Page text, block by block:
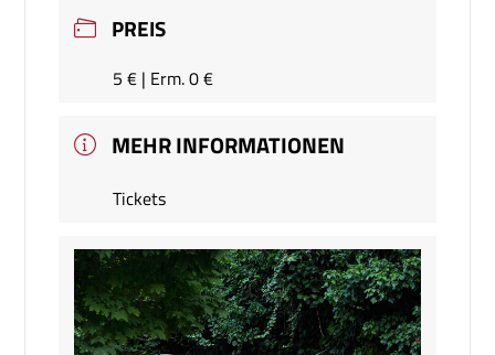
PREIS
5 € | Erm. 0 €
MEHR INFORMATIONEN
Tickets